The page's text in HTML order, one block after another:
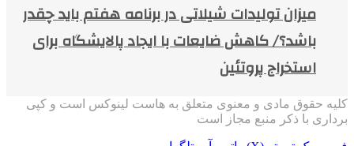
میزان تولیدات شیلاتی در برنامه هفتم باید چقدر
باشد؟/ کاهش ضایعات با ایجاد پالایشگاه برای
استخراج پروتئین
کلیه حقوق مادی و معنوی متعلق به هاست لینوکس است و کپی
برداری با ذکر منبع مجاز است